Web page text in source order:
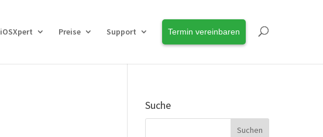
iOSXpert Preise Support Termin vereinbaren
Suche